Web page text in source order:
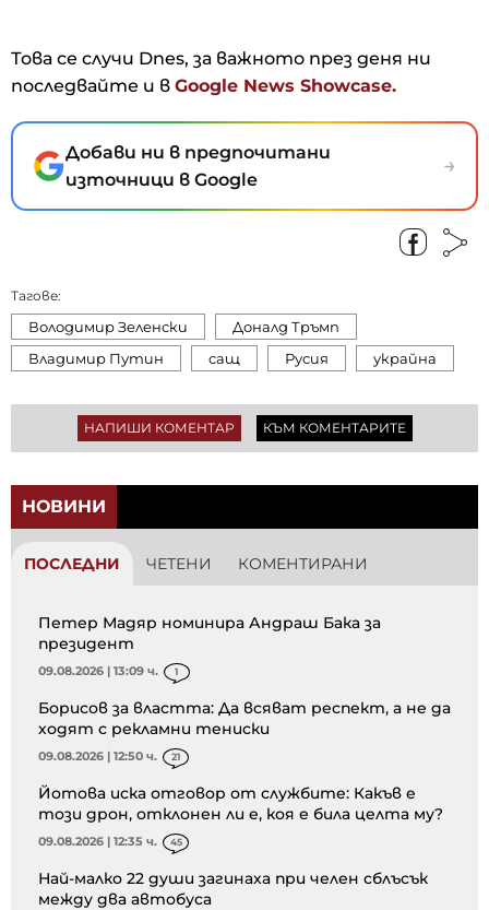
Това се случи Dnes, за важното през деня ни
последвайте и в Google News Showcase.
Добави ни в предпочитани
източници в Google
→
Тагове:
Володимир Зеленски
Доналд Тръмп
Владимир Путин
сащ Русия украйна
НАПИШИ КОМЕНТАР КЪМ КОМЕНТАРИТЕ
НОВИНИ
ПОСЛЕДНИ ЧЕТЕНИ КОМЕНТИРАНИ
Петер Мадяр номинира Андраш Бака за
президент
09.08.2026 | 13:09 ч. 1
Борисов за властта: Да всяват респект, а не да
ходят с рекламни тениски
09.08.2026 | 12:50 ч. 21
Йотова иска отговор от службите: Какъв е
този дрон, отклонен ли е, коя е била целта му?
09.08.2026 | 12:35 ч. 45
Най-малко 22 души загинаха при челен сблъсък
между два автобуса